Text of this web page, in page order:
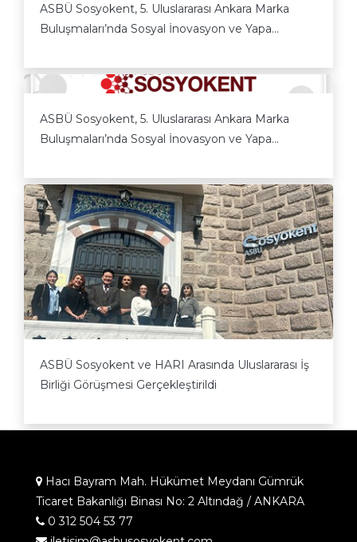
ASBÜ Sosyokent, 5. Uluslararası Ankara Marka
Buluşmaları’nda Sosyal İnovasyon ve Yapa...
ASBÜ Sosyokent, 5. Uluslararası Ankara Marka
Buluşmaları’nda Sosyal İnovasyon ve Yapa...
ASBÜ Sosyokent ve HARI Arasında Uluslararası İş
Birliği Görüşmesi Gerçekleştirildi
Hacı Bayram Mah. Hükümet Meydanı Gümrük
Ticaret Bakanlığı Binası No: 2 Altındağ / ANKARA
0 312 504 53 77